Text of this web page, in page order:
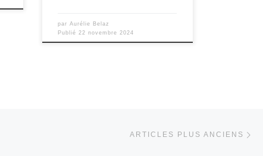
parAurélie Belaz
Publié22 novembre 2024
ARTICLES PLUS ANCIENS